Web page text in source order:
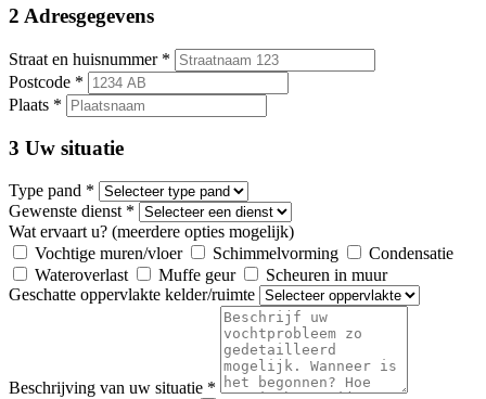
2 Adresgegevens
Straat en huisnummer *
Postcode *
Plaats *
3 Uw situatie
Type pand *
Gewenste dienst *
Wat ervaart u? (meerdere opties mogelijk)
Vochtige muren/vloer
Schimmelvorming
Condensatie
Wateroverlast
Muffe geur
Scheuren in muur
Geschatte oppervlakte kelder/ruimte
Beschrijving van uw situatie *